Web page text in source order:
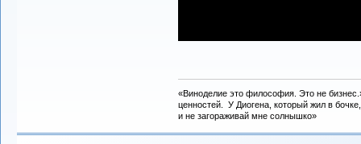
«Виноделие это философия. Это не
ценностей. У Диогена, который жил в
и не загораживай мне солнышко»